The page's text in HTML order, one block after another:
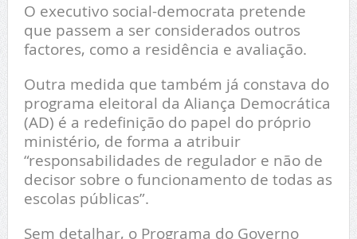
O executivo social-democrata pretende
que passem a ser considerados outros
factores, como a residência e avaliação.
Outra medida que também já constava do
programa eleitoral da Aliança Democrática
(AD) é a redefinição do papel do próprio
ministério, de forma a atribuir
“responsabilidades de regulador e não de
decisor sobre o funcionamento de todas as
escolas públicas”.
Sem detalhar, o Programa do Governo